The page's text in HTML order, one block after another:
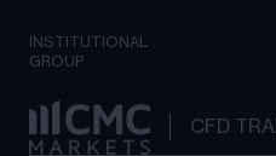
INSTITUTIONAL
GROUP
CFD